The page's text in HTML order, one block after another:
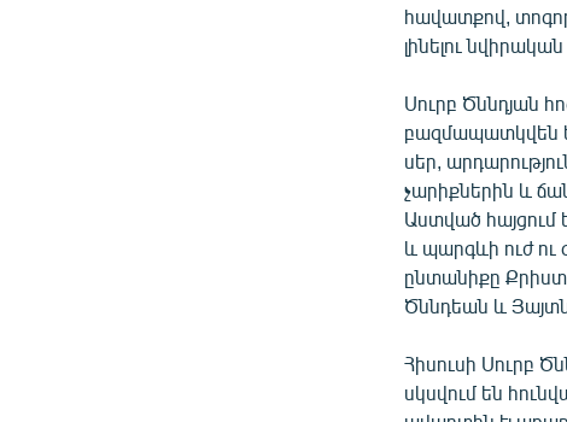
հավատքով,
լինելու
Սուրբ Ծննդյան
բազմապատկվեն
սեր,
չարիքներին և
Աստված հայցում
և պարգևի ուժ ու
ընտանիքը
Ծննդեան և
Հիսուսի Սուրբ
սկսվում են